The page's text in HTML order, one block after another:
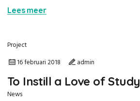
Lees meer
Project
16 februari 2018
admin
To Instill a Love of Study
News